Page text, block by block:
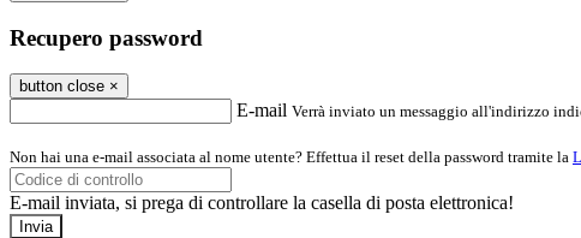
Recupero password
button close ×
E-mail Verrà inviato un messaggio all'indirizzo
Non hai una e-mail associata al nome utente? Effettua il reset della password tramite la
E-mail inviata, si prega di controllare la casella di posta elettronica!